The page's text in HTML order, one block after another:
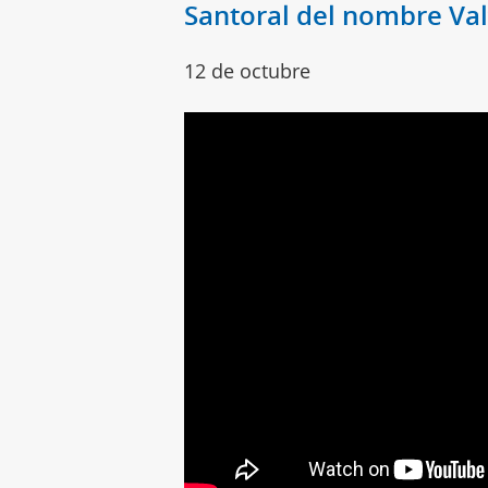
Santoral del nombre
12 de octubre